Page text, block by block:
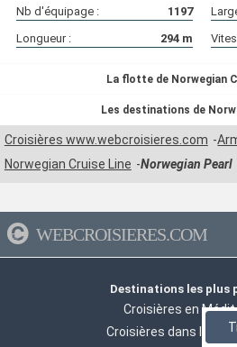
Nb d'équipage :
1197
Longueur :
294 m
La flotte de Norwegian
Les destinations de
Croisières www.webcroisieres.com
Norwegian Cruise Line
Norwegian Pearl
WEBCROISIERES.COM
Destinations les plus
Croisières en
Croisières dans les